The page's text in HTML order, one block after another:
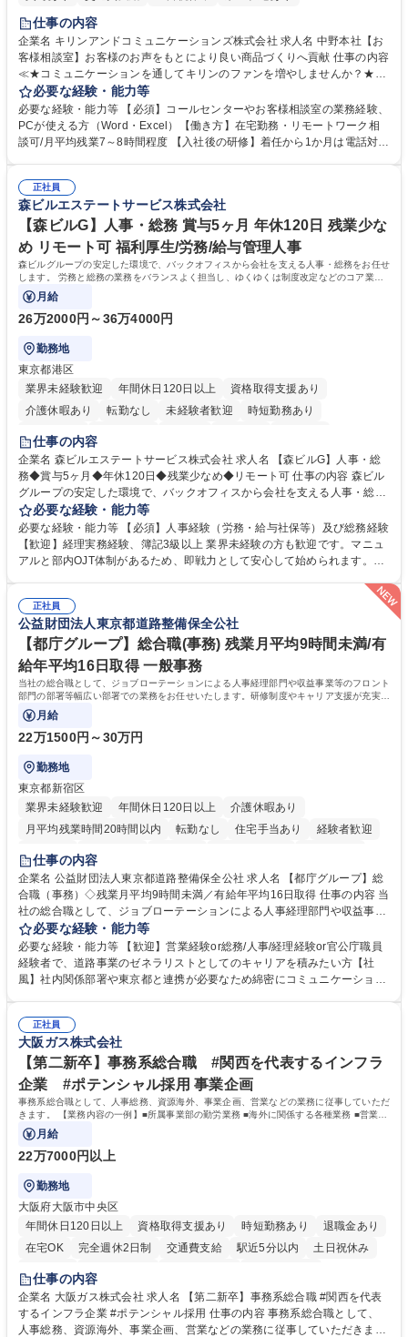
仕事の内容
企業名 キリンアンドコミュニケーションズ株式会社 求人名 中野本社【お
客様相談室】お客様のお声をもとにより良い商品づくりへ貢献 仕事の内容
≪★コミュニケーションを通してキリンのファンを増やしませんか？★≫
お客様のお声をより良い商品づくりに活かしていく上で、窓口となるお客
様相談室でのお仕事です。 日々お客様からいただくキリングループへのご
意見を、企業活動に活かしています。お客様からの声に迅速かつ誠意をも
って対応、情報提供するとともにグループ内活動に反映しています。 【具
平均100件前後■メール・手紙：同上40件前後 募集職種 中野本社【お客様
相談室】お客様のお声をもとにより良い商品づくりへ貢献
必要な経験・能力等
必要な経験・能力等 【必須】コールセンターやお客様相談室の業務経験、
PCが使える方（Word・Excel）【働き方】在宅勤務・リモートワーク相
談可/月平均残業7～8時間程度 【入社後の研修】着任から1か月は電話対応
すのでご安心ください。 【当社について】キリングループの広報機能を担
う会社として、お客様との出会いを大切にし、磨き上げたホスピタリティ
を込めてコミュニケーションをとりながら広報関連業務を行っておりま
す。 学歴・資格 学歴：大学院 大学 高専 短大 専修学校 高校 語学力： 資
格：
正社員
森ビルエステートサービス株式会社
【森ビルG】人事・総務 賞与5ヶ月 年休120日 残業少な
め リモート可 福利厚生/労務/給与管理人事
森ビルグループの安定した環境で、バックオフィスから会社を支える人事・総務をお任せ
します。 労務と総務の業務をバランスよく担当し、ゆくゆくは制度改定などのコア業務
にも挑戦できる、やりがいある環境です。
月給
26万2000円～36万4000円
勤務地
東京都港区
業界未経験歓迎
年間休日120日以上
資格取得支援あり
介護休暇あり
転勤なし 未経験者歓迎
時短勤務あり
経験者歓迎
完全週休2日制
交通費支給 長期歓迎 駅近5分以内 土日祝休み
仕事の内容
企業名 森ビルエステートサービス株式会社 求人名 【森ビルG】人事・総
務◆賞与5ヶ月◆年休120日◆残業少なめ◆リモート可 仕事の内容 森ビル
グループの安定した環境で、バックオフィスから会社を支える人事・総務
をお任せします。 労務と総務の業務をバランスよく担当し、ゆくゆくは制
度改定などのコア業務にも挑戦できる、やりがいある環境です。 ■勤怠管
理、給与計算、社会保険手続き、年末調整等の労務管理全般 ■入退社手続
き、社内規定の改定や人事制度改定などのコア業務 ■社内イベントの企画
は部内のOJTを中心に、あなたの経験に合わせて不足している部分はいつ
でも質問・相談できる環境が整っているため、安心して成長できます。 募
集職種 【森ビルG】人事・総務◆賞与5ヶ月◆年休120日◆残業少なめ◆
リモート可
必要な経験・能力等
必要な経験・能力等 【必須】人事経験（労務・給与社保等）及び総務経験
【歓迎】経理実務経験、簿記3級以上 業界未経験の方も歓迎です。マニュ
アルと部内OJT体制があるため、即戦力として安心して始められます。
ます。定型業務に留まらず、社内規定や人事制度の改定など会社のコア業
務に挑戦できるため、自身の成長と組織への貢献度をダイレクトに実感で
きます。 残業少なめ、週1日リモート可など、ワークライフバランスを保
ち長期活躍できる環境です。 「これまでの幅広い経験を活かし、長期的な
キャリアを築きたい」という前向きな意欲と挑戦を全力で応援します。 学
歴・資格 学歴：大学院 大学 高専 短大 専修学校 高校 語学力： 資格：日商
簿記検定1級 日商簿記検定2級 日商簿記検定3級
正社員
公益財団法人東京都道路整備保全公社
【都庁グループ】総合職(事務) 残業月平均9時間未満/有
給年平均16日取得 一般事務
当社の総合職として、ジョブローテーションによる人事経理部門や収益事業等のフロント
部門の部署等幅広い部署での業務をお任せいたします。研修制度やキャリア支援が充実し
ております！ ※下記業務詳細
月給
22万1500円～30万円
勤務地
東京都新宿区
業界未経験歓迎
年間休日120日以上
介護休暇あり
月平均残業時間20時間以内
転勤なし 住宅手当あり
経験者歓迎
研修あり
退職金あり
駅近5分以内
資格取得手当あり 食事補助あり
仕事の内容
企業名 公益財団法人東京都道路整備保全公社 求人名 【都庁グループ】総
合職（事務）◇残業月平均9時間未満／有給年平均16日取得 仕事の内容 当
社の総合職として、ジョブローテーションによる人事経理部門や収益事業
等のフロント部門の部署等幅広い部署での業務をお任せいたします。研修
制度やキャリア支援が充実しております！ ※下記業務詳細 【業務詳細】■
管理部門：広報、人事、経理など当公社の運営に係る管理業務 ■収益部
門：駐車場の新規開拓、管理運営、新宿駅西口広場の「イベントコーナ
道路施設や道路工事現場の見学ツアー事業 ※入社後は上記いずれかの部門
へ配属。※業務内容変更の範囲：会社の定める業務 募集職種 【都庁グル
ープ】総合職（事務）◇残業月平均9時間未満／有給年平均16日取得
必要な経験・能力等
必要な経験・能力等 【歓迎】営業経験or総務/人事/経理経験or官公庁職員
経験者で、道路事業のゼネラリストとしてのキャリアを積みたい方【社
風】社内関係部署や東京都と連携が必要なため綿密にコミュニケーション
部門など多岐に渡る業務を経験できます。 ■様々なプロジェクト：駐車場
事業の他、新宿駅西口広場内に設置された照明を兼ねた広告「ブライトサ
イン」の管理運営を行うなど、事業収益を生み出す活動を積極的に行って
います。 学歴・資格 学歴：大学院 大学 高専 短大 専修学校 高校 語学力：
資格：
正社員
大阪ガス株式会社
【第二新卒】事務系総合職 #関西を代表するインフラ
企業 #ポテンシャル採用 事業企画
事務系総合職として、人事総務、資源海外、事業企画、営業などの業務に従事していただ
きます。 【業務内容の一例】■所属事業部の勤労業務 ■海外に関係する各種業務 ■営業部
門の企画スタッフ、ルート営業
月給
22万7000円以上
勤務地
大阪府大阪市中央区
年間休日120日以上
資格取得支援あり 時短勤務あり
退職金あり
在宅OK
完全週休2日制 交通費支給 駅近5分以内
土日祝休み
服装自由
第二新卒歓迎
仕事の内容
企業名 大阪ガス株式会社 求人名 【第二新卒】事務系総合職 #関西を代表
するインフラ企業 #ポテンシャル採用 仕事の内容 事務系総合職として、
人事総務、資源海外、事業企画、営業などの業務に従事していただきま